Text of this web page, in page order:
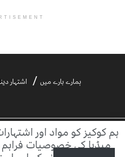
ہمارے بارے میں اشتہار
©2021 ڈیلی آفتاب | ڈیلی آفتاب بیرونی ویب سائٹس کے مواد کا ذمہ دار نہیں ہے۔
ہم کوکیز کو مواد اور
میڈیا کی خصوصیات فراہم